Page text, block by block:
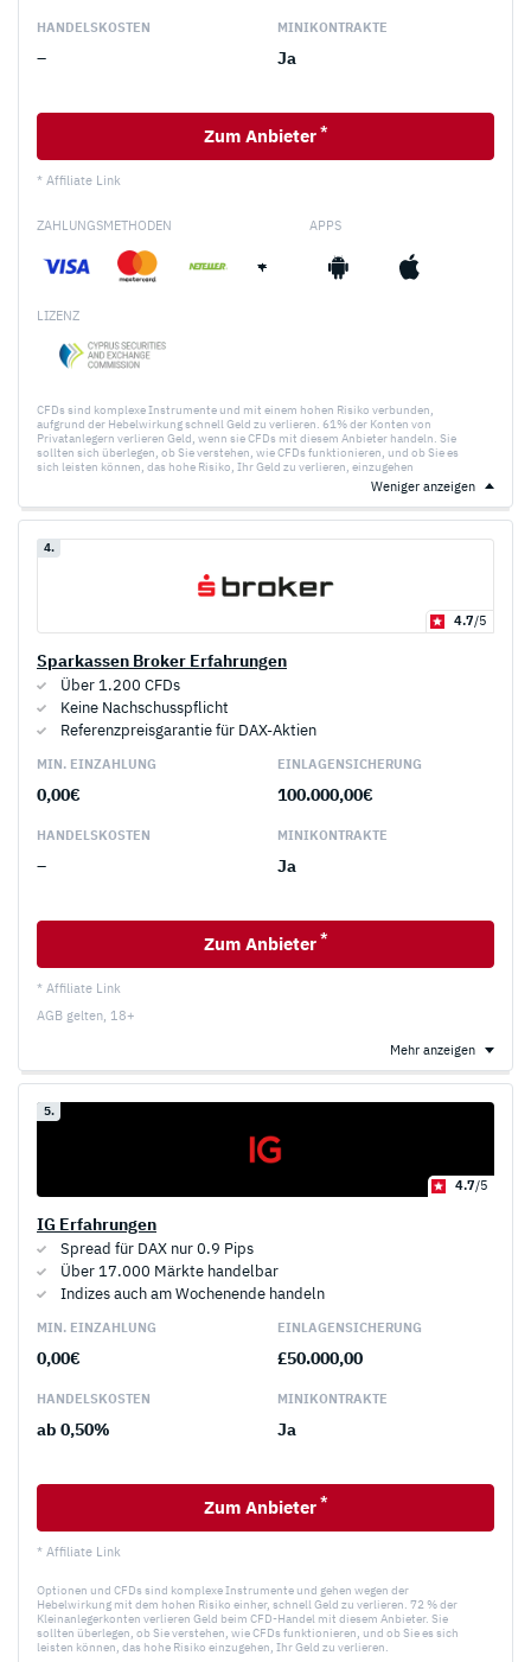
HANDELS­KOSTEN
–
MINI­KONTRAKTE
Ja
Zum Anbieter *
* Affiliate Link
ZAHLUNGSMETHODEN
+
APPS
LIZENZ
CFDs sind komplexe Instrumente und mit einem hohen Risiko verbunden,
aufgrund der Hebelwirkung schnell Geld zu verlieren. 61% der Konten von
Privatanlegern verlieren Geld, wenn sie CFDs mit diesem Anbieter handeln. Sie
sollten sich überlegen, ob Sie verstehen, wie CFDs funktionieren, und ob Sie es
sich leisten können, das hohe Risiko, Ihr Geld zu verlieren, einzugehen
Weniger anzeigen
4.
4.7/5
Sparkassen Broker Erfahrungen
Über 1.200 CFDs
Keine Nachschusspflicht
Referenzpreisgarantie für DAX-Aktien
MIN. EINZAHLUNG
0,00€
EINLAGEN­SICHERUNG
100.000,00€
HANDELS­KOSTEN
–
MINI­KONTRAKTE
Ja
Zum Anbieter *
* Affiliate Link
AGB gelten, 18+
Mehr anzeigen
5.
4.7/5
IG Erfahrungen
Spread für DAX nur 0.9 Pips
Über 17.000 Märkte handelbar
Indizes auch am Wochenende handeln
MIN. EINZAHLUNG
0,00€
EINLAGEN­SICHERUNG
£50.000,00
HANDELS­KOSTEN
ab 0,50%
MINI­KONTRAKTE
Ja
Zum Anbieter *
* Affiliate Link
Optionen und CFDs sind komplexe Instrumente und gehen wegen der
Hebelwirkung mit dem hohen Risiko einher, schnell Geld zu verlieren. 72 % der
Kleinanlegerkonten verlieren Geld beim CFD-Handel mit diesem Anbieter. Sie
sollten überlegen, ob Sie verstehen, wie CFDs funktionieren, und ob Sie es sich
leisten können, das hohe Risiko einzugehen, Ihr Geld zu verlieren.